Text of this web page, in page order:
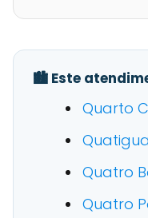
🏙️ Este
Quarto
Quatro
Quatro